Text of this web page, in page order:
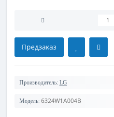
Предзаказ
Производитель: LG
Модель: 6324W1A004B